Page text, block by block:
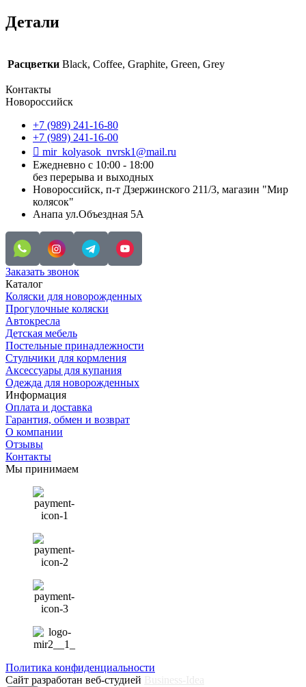
Детали
Расцветки Black, Coffee, Graphite, Green, Grey
Контакты
Новороссийск
+7 (989) 241-16-80
+7 (989) 241-16-00
mir_kolyasok_nvrsk1@mail.ru
Ежедневно с 10:00 - 18:00
без перерыва и выходных
Новороссийск, п-т Дзержинского 211/3, магазин "Мир
колясок"
Анапа ул.Объездная 5А
Заказать звонок
Каталог
Коляски для новорожденных
Прогулочные коляски
Автокресла
Детская мебель
Постельные принадлежности
Стульчики для кормления
Аксессуары для купания
Одежда для новорожденных
Информация
Оплата и доставка
Гарантия, обмен и возврат
О компании
Отзывы
Контакты
Мы принимаем
Политика конфиденциальности
Сайт разработан веб-студией